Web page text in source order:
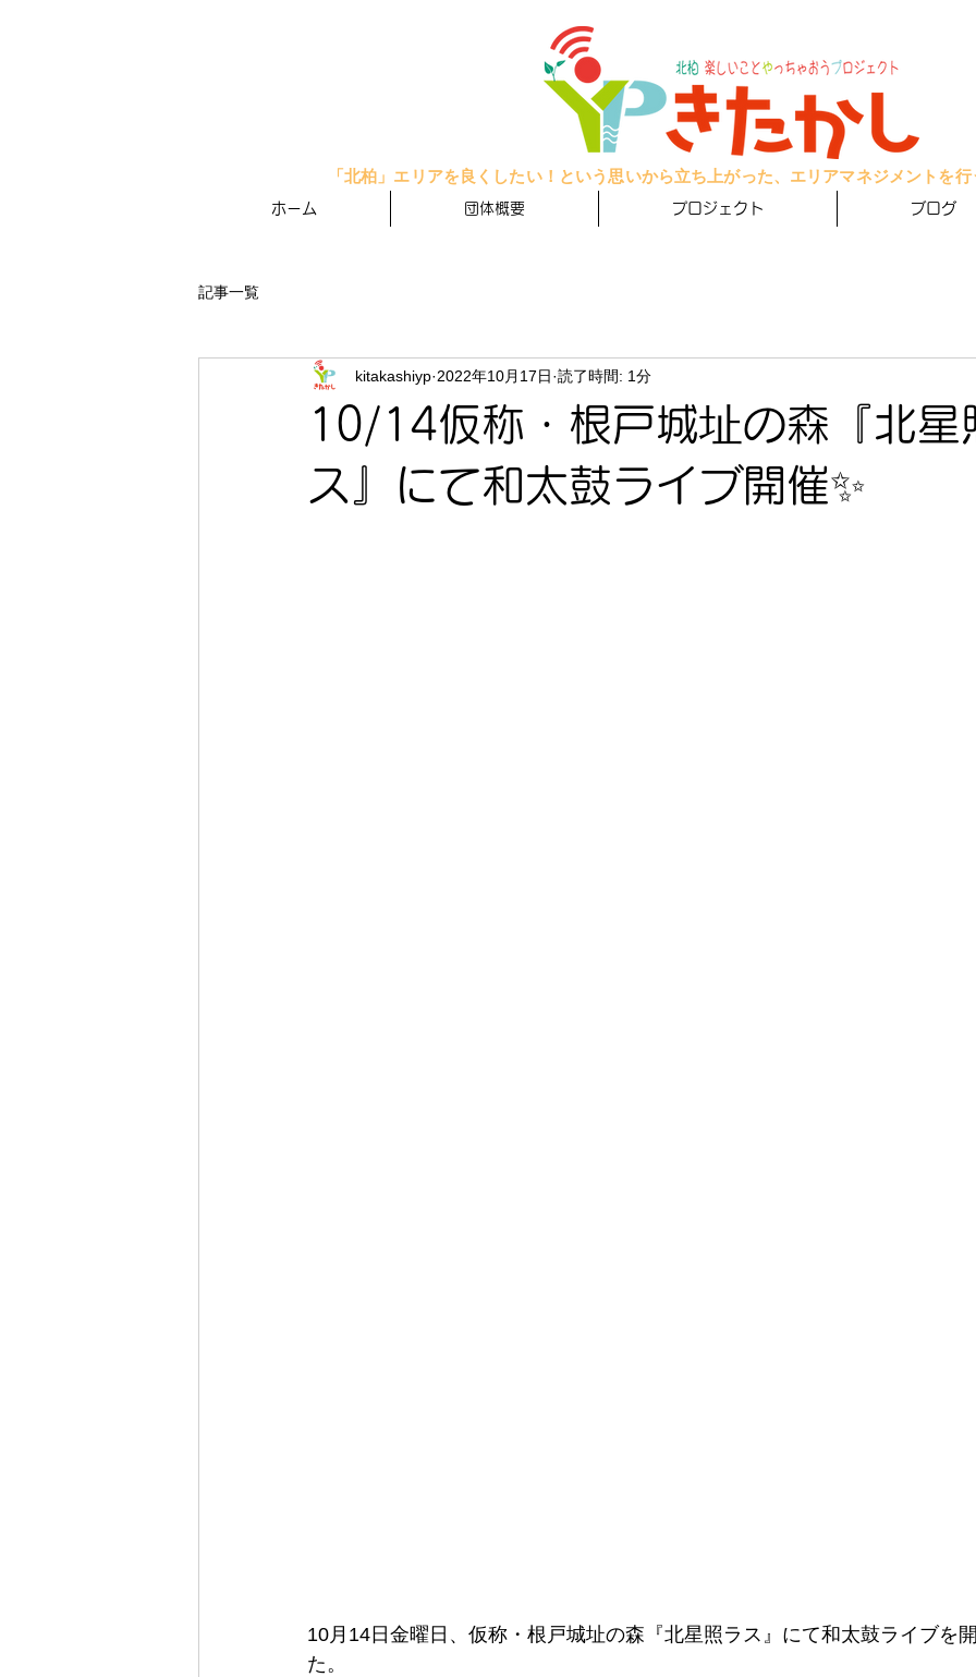
「北柏」エリアを良くしたい！という思いから立ち上がった、エリアマネジメントを行
ホーム 団体概要 プロジェクト ブログ
記事一覧
10/14仮称・根戸城址の森『北星
ス』にて和太鼓ライブ開催✨
kitakashiyp 2022年10月17日 読了時間: 1分
10月14日金曜日、仮称・根戸城址の森『北星照ラス』にて和太鼓ライブを
た。